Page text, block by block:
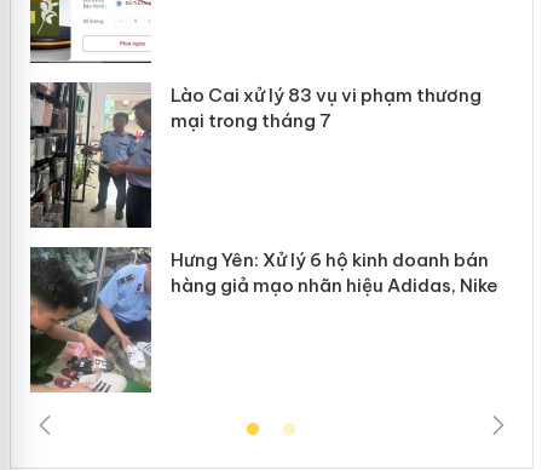
Lào Cai xử lý 83 vụ vi phạm thương
mại trong tháng 7
Hưng Yên: Xử lý 6 hộ kinh doanh bán
hàng giả mạo nhãn hiệu Adidas, Nike